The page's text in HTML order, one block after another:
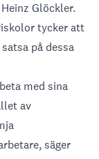
Glöckler.
tycker att
på dessa
med sina
av
säger